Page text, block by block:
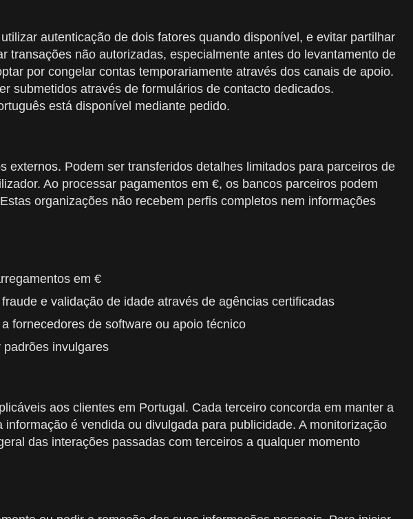
autenticação de dois fatores quando disponível, e evitar partilhar
não autorizadas, especialmente antes do levantamento de
por congelar contas temporariamente através dos canais de apoio.
submetidos através de formulários de contacto dedicados.
está disponível mediante pedido.
Podem ser transferidos detalhes limitados para parceiros de
Ao processar pagamentos em €, os bancos parceiros podem
organizações não recebem perfis completos nem informações
em €
e validação de idade através de agências certificadas
fornecedores de software ou apoio técnico
invulgares
aos clientes em Portugal. Cada terceiro concorda em manter a
é vendida ou divulgada para publicidade. A monitorização
das interações passadas com terceiros a qualquer momento